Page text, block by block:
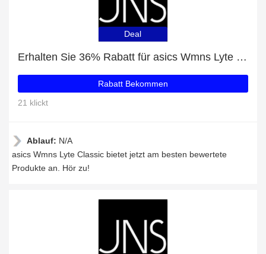
Deal
Erhalten Sie 36% Rabatt für asics Wmns Lyte Classic
Rabatt Bekommen
21 klickt
Ablauf: N/A
asics Wmns Lyte Classic bietet jetzt am besten bewertete
Produkte an. Hör zu!